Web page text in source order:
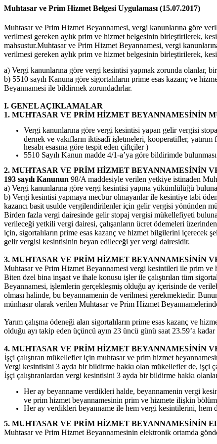
Muhtasar ve Prim Hizmet Belgesi Uygulaması (15.07.2017)
Muhtasar ve Prim Hizmet Beyannamesi, vergi kanunlarına göre
verilmesi gereken aylık prim ve hizmet belgesinin birleştirilerek,
mahsustur.Muhtasar ve Prim Hizmet Beyannamesi, vergi
verilmesi gereken aylık prim ve hizmet belgesinin birleştirilerek,
a) Vergi kanunlarına göre vergi kesintisi yapmak zorunda olanlar,
b) 5510 sayılı Kanuna göre sigortalıların prime esas kazanç ve
Beyannamesi ile bildirmek zorundadırlar.
I. GENEL AÇIKLAMALAR
1. MUHTASAR VE PRİM HİZMET BEYANNAMESİNİN
Vergi kanunlarına göre vergi kesintisi yapan gelir vergisi
dernek ve vakıfların iktisadî işletmeleri, kooperatifler,
hesabı esasına göre tespit eden çiftçiler )
5510 Sayılı Kanun madde 4/1-a’ya göre bildirimde
2. MUHTASAR VE PRİM HİZMET BEYANNAMESİNİN
193 sayılı Kanunun 98/A maddesiyle verilen yetkiye istinaden
a) Vergi kanunlarına göre vergi kesintisi yapma yükümlülüğü
b) Vergi kesintisi yapmaya mecbur olmayanlar ile kesintiye tabi
kazancı basit usulde vergilendirilenler için gelir vergisi yönünden
Birden fazla vergi dairesinde gelir stopaj vergisi mükellefiyeti
verileceği yetkili vergi dairesi, çalışanların ücret ödemeleri
için, sigortalıların prime esas kazanç ve hizmet bilgilerini içerecek
gelir vergisi kesintisinin beyan edileceği yer vergi dairesidir.
3. MUHTASAR VE PRİM HİZMET BEYANNAMESİNİN
Muhtasar ve Prim Hizmet Beyannamesi vergi kesintileri ile prim ve
Biten özel bina inşaat ve ihale konusu işler ile çalıştırılan tüm
Beyannamesi, işlemlerin gerçekleşmiş olduğu ay içerisinde de
olması halinde, bu beyannamenin de verilmesi gerekmektedir.
münhasır olarak verilen Muhtasar ve Prim Hizmet
Yarım çalışma ödeneği alan sigortalıların prime esas kazanç ve
olduğu ayı takip eden üçüncü ayın 23 üncü günü saat 23.59’a
4. MUHTASAR VE PRİM HİZMET BEYANNAMESİNİN
İşçi çalıştıran mükellefler için muhtasar ve prim hizmet
Vergi kesintisini 3 ayda bir bildirme hakkı olan mükellefler de, işçi
İşçi çalıştıranlardan vergi kesintisini 3 ayda bir bildirme hakkı
Her ay beyanname verdikleri halde, beyannamenin vergi
ve prim hizmet beyannamesinin prim ve hizmete ilişkin
Her ay verdikleri beyanname ile hem vergi kesintilerini, hem
5. MUHTASAR VE PRİM HİZMET BEYANNAMESİNİN
Muhtasar ve Prim Hizmet Beyannamesinin elektronik ortamda